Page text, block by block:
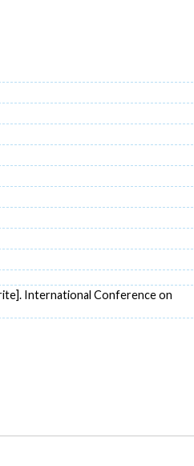
International Conference on